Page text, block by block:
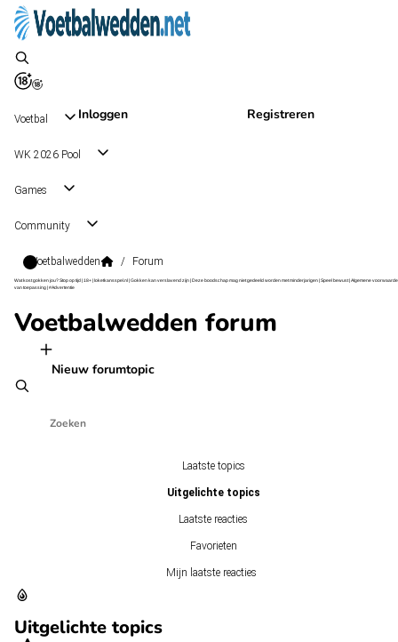
Inloggen Registreren
Voetbal
WK 2026 Pool
Games
Community
Voetbalwedden / Forum
Wat kost gokken jou? Stop op tijd | 18+ | loketkansspel.nl | Gokken kan verslavend zijn | Deze boodschap mag niet gedeeld worden met minderjarigen | Speel bewust | Algemene
van toepassing | #Advertentie
Voetbalwedden forum
Nieuw forumtopic
Laatste topics
Uitgelichte topics
Laatste reacties
Favorieten
Mijn laatste reacties
Uitgelichte topics